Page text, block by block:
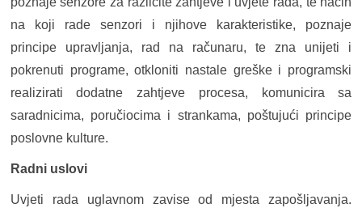
na koji rade senzori i njihove karakteristike, poznaje
principe upravljanja, rad na računaru, te zna unijeti i
pokrenuti programe, otkloniti nastale greške i programski
realizirati dodatne zahtjeve procesa, komunicira sa
saradnicima, poručiocima i strankama, poštujući principe
poslovne kulture.
Radni uslovi
Uvjeti rada uglavnom zavise od mjesta zapošljavanja.